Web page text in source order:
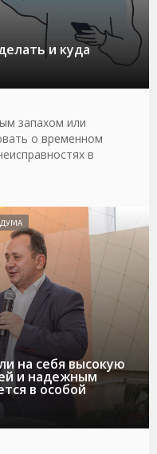
и куда
запахом или
о временном
в
на себя высокую
и надежным
в особой